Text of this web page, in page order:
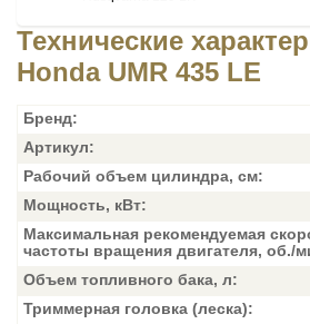
Технические
Honda UMR 435 LE
Бренд:
Артикул:
Рабочий объем цилиндра, см:
Мощность, кВт:
Максимальная рекомендуемая
частоты вращения двигателя, об./
Объем топливного бака, л:
Триммерная головка (леска):